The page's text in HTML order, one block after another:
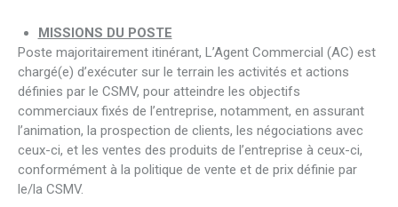
MISSIONS DU POSTE
Poste majoritairement itinérant, L’Agent Commercial (AC) est
chargé(e) d’exécuter sur le terrain les activités et actions
définies par le CSMV, pour atteindre les objectifs
commerciaux fixés de l’entreprise, notamment, en assurant
l’animation, la prospection de clients, les négociations avec
ceux-ci, et les ventes des produits de l’entreprise à ceux-ci,
conformément à la politique de vente et de prix définie par
le/la CSMV.